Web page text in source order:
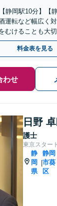
静岡駅10分】【
運転など幅広く
むけることも大
スします【初回
料金表を見る
わせ
日野
護士
東京スター
静
岡
県
|
静岡
市葵
区